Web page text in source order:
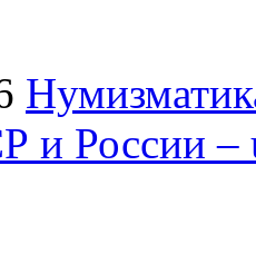
и России –